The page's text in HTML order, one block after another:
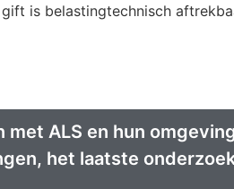
is belastingtechnisch
ALS en hun
het laatste